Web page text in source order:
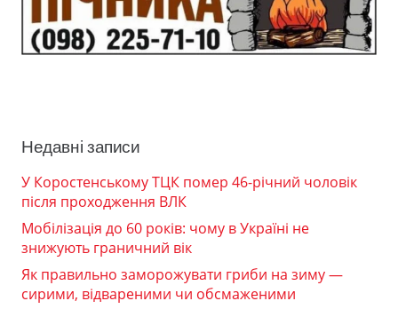
Недавні записи
У Коростенському ТЦК помер 46-річний чоловік
після проходження ВЛК
Мобілізація до 60 років: чому в Україні не
знижують граничний вік
Як правильно заморожувати гриби на зиму —
сирими, відвареними чи обсмаженими